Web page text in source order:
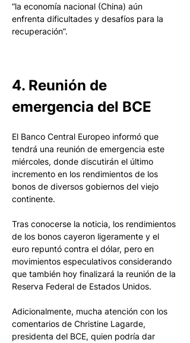
“la economía nacional (China) aún
enfrenta dificultades y desafíos para la
recuperación”.
4. Reunión de
emergencia del BCE
El Banco Central Europeo informó que
tendrá una reunión de emergencia este
miércoles, donde discutirán el último
incremento en los rendimientos de los
bonos de diversos gobiernos del viejo
continente.
Tras conocerse la noticia, los rendimientos
de los bonos cayeron ligeramente y el
euro repuntó contra el dólar, pero en
movimientos especulativos considerando
que también hoy finalizará la reunión de la
Reserva Federal de Estados Unidos.
Adicionalmente, mucha atención con los
comentarios de Christine Lagarde,
presidenta del BCE, quien podría dar